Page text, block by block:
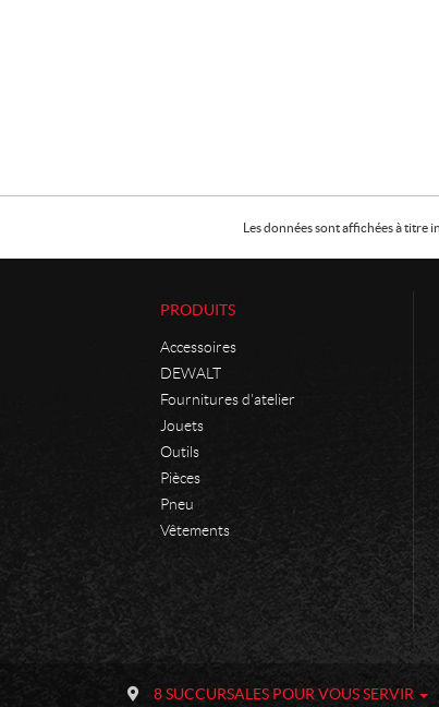
Les données sont affichées à titre
PRODUITS
Accessoires
DEWALT
Fournitures d'atelier
Jouets
Outils
Pièces
Pneu
Vêtements
8 SUCCURSALES POUR VOUS SERVIR